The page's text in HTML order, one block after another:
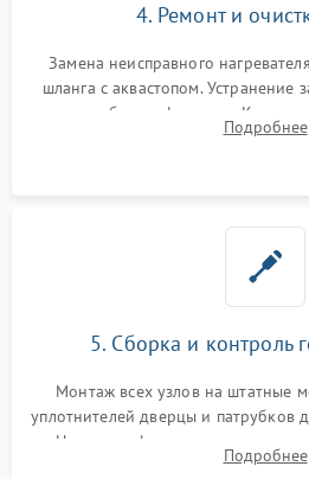
4. Ремонт и
Замена неисправного
шланга с аквастопом. Устранение
патрубках и фильтрах.
управления, восстановление
Подробнее
5. Сборка и контроль
Монтаж всех узлов на штатные
уплотнителей дверцы и патрубков
Надежная фиксация хомутов
сборка корпуса и установка
Подробнее